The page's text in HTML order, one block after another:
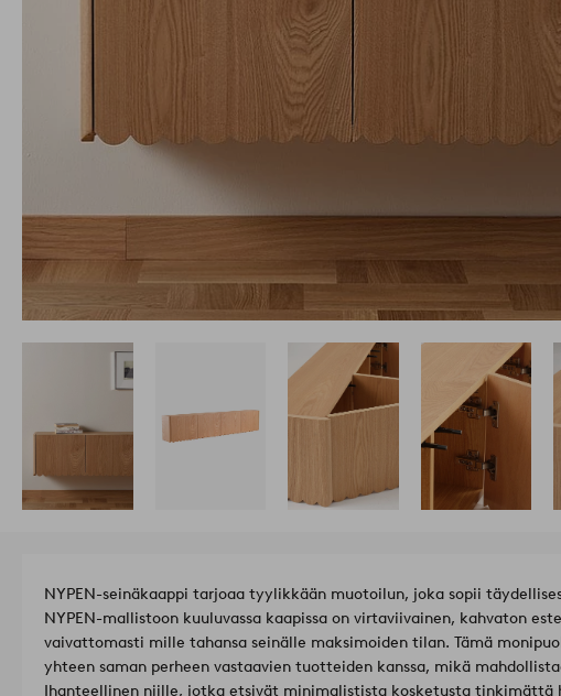
NYPEN-seinäkaappi tarjoaa tyylikkään muotoilun, joka sopii
NYPEN-mallistoon kuuluvassa kaapissa on virtaviivainen, kahvaton
vaivattomasti mille tahansa seinälle maksimoiden tilan. Tämä
yhteen saman perheen vastaavien tuotteiden kanssa, mikä
Ihanteellinen niille, jotka etsivät minimalistista kosketusta tinkimättä